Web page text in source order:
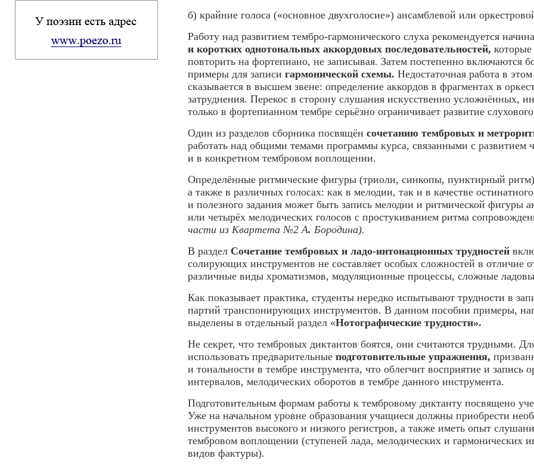
б) крайние голоса («основное двухголосие») ансамблевой или
Работу над развитием тембро-гармонического слуха рекомендуется
и коротких однотональных аккордовых последовательностей,
повторить на фортепиано, не записывая. Затем постепенно
примеры для записи гармонической схемы. Недостаточная работа в
сказывается в высшем звене: определение аккордов в фрагментах в
затруднения. Перекос в сторону слушания искусственно усложнённых,
только в фортепианном тембре серьёзно ограничивает развитие
Один из разделов сборника посвящён сочетанию тембровых и метро
работать над общими темами программы курса, связанными с развитием
и в конкретном тембровом воплощении.
Определённые ритмические фигуры (триоли, синкопы, пунктирный ритм)
а также в различных голосах: как в мелодии, так и в качестве
и полезного задания может быть запись мелодии и ритмической фигуры
или четырёх мелодических голосов с простукиванием ритма
части из Квартета №2 А. Бородина).
В раздел Сочетание тембровых и ладо-интонационных трудностей
солирующих инструментов не составляет особых сложностей в отличие
различные виды хроматизмов, модуляционные процессы, сложные
Как показывает практика, студенты нередко испытывают трудности в
партий транспонирующих инструментов. В данном пособии примеры,
выделены в отдельный раздел «Нотографические трудности».
Не секрет, что тембровых диктантов боятся, они считаются трудными.
использовать предварительные подготовительные упражнения,
и тональности в тембре инструмента, что облегчит восприятие и
интервалов, мелодических оборотов в тембре данного инструмента.
Подготовительным формам работы к тембровому диктанту посвящено
Уже на начальном уровне образования учащиеся должны приобрести
инструментов высокого и низкого регистров, а также иметь опыт
тембровом воплощении (ступеней лада, мелодических и гармонических
видов фактуры).